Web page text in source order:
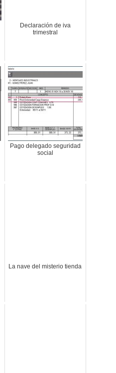
Declaración de iva
trimestral
Pago delegado seguridad
social
La nave del misterio tienda